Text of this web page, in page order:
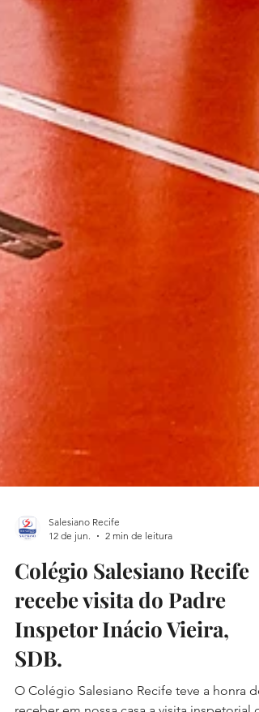
Salesiano Recife
12 de jun.
2 min de leitura
Colégio Salesiano Recife
recebe visita do Padre
Inspetor Inácio Vieira,
SDB.